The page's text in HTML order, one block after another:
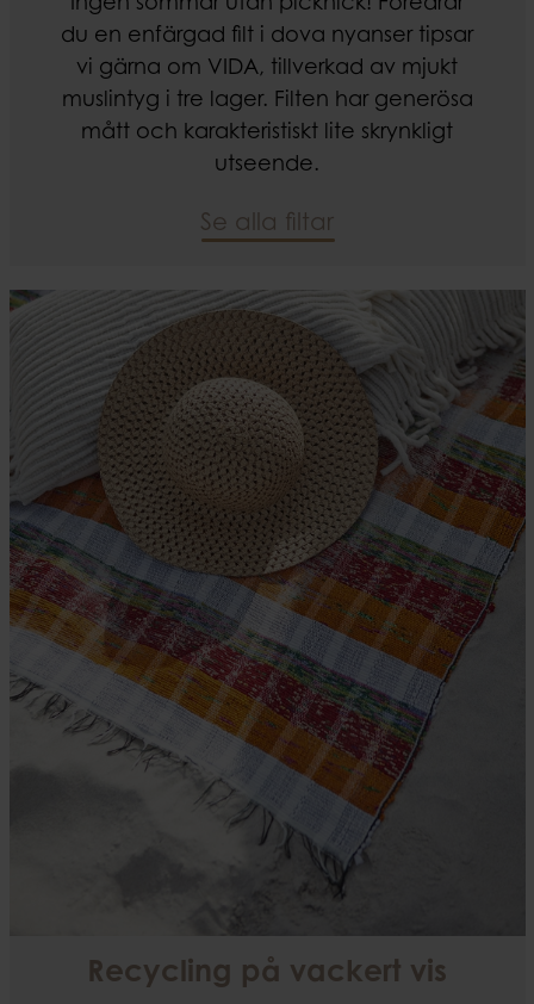
Ingen sommar utan picknick! Föredrar
du en enfärgad filt i dova nyanser tipsar
vi gärna om VIDA, tillverkad av mjukt
muslintyg i tre lager. Filten har generösa
mått och karakteristiskt lite skrynkligt
utseende.
Se alla filtar
Recycling på vackert vis